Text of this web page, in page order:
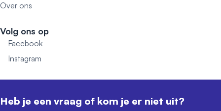
Over ons
Volg ons op
Facebook
Instagram
Heb je een vraag of kom je er niet uit?